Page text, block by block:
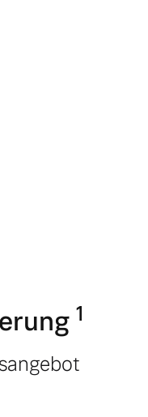
1